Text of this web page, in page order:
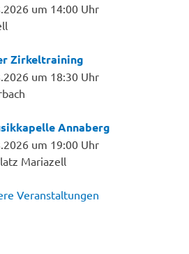
um 14:00 Uhr
Zirkeltraining
um 18:30 Uhr
Annaberg
um 19:00 Uhr
Mariazell
Veranstaltungen